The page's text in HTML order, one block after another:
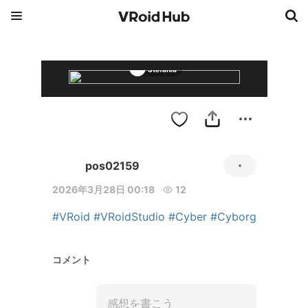
Stefania
pos02159
2026年3月28日 00:18 12
#VRoid #VRoidStudio #Cyber #Cyborg
コメント